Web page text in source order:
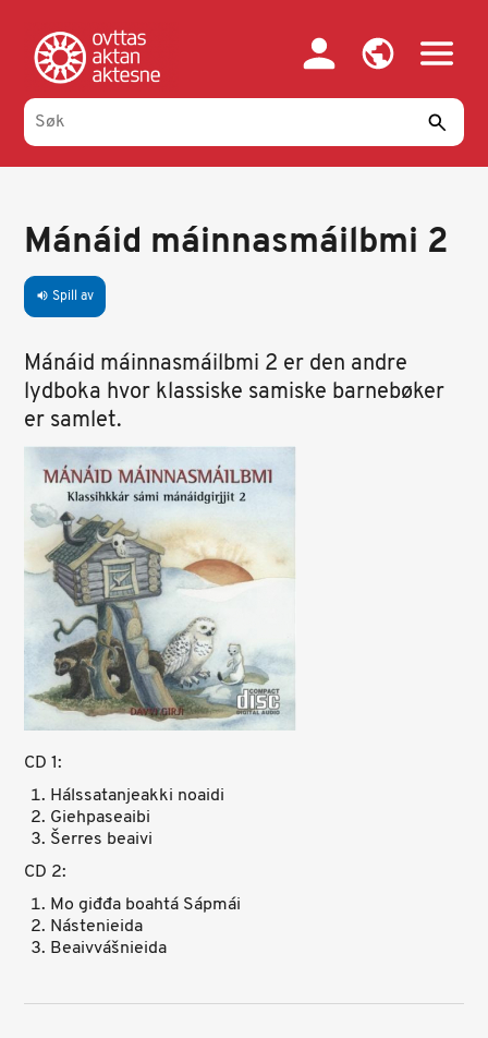
hovedinnhold
Mánáid máinnasmáilbmi 2
volume_up Spill av
Mánáid máinnasmáilbmi 2 er den andre
lydboka hvor klassiske samiske barnebøker
er samlet.
CD 1:
Hálssatanjeakki noaidi
Giehpaseaibi
Šerres beaivi
CD 2:
Mo giđđa boahtá Sápmái
Nástenieida
Beaivvášnieida